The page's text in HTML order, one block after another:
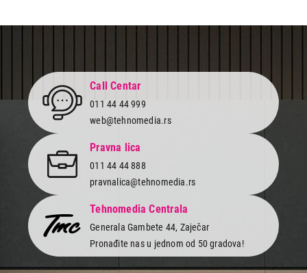
Call Centar
011 44 44 999
web@tehnomedia.rs
Pravna lica
011 44 44 888
pravnalica@tehnomedia.rs
Tehnomedia Centrala
Generala Gambete 44, Zaječar
Pronađite nas u jednom od 50 gradova!